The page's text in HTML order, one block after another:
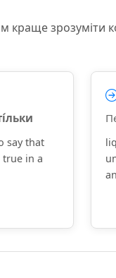
краще зрозуміти
say that
in a